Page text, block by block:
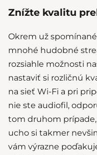
Znížte kvalitu
Okrem už
mnohé hudobné
rozsiahle možnosti
nastaviť si rozličnú
na sieť Wi-Fi a pri
nie ste audiofil,
tom druhom
ucho si takmer
vám výrazne